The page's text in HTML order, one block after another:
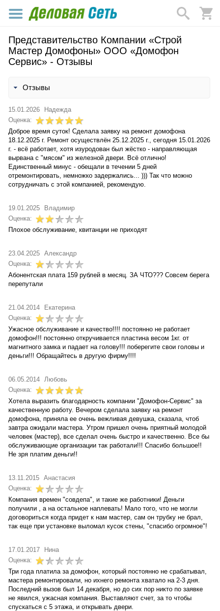
Представительство Компании «Строй
Мастер Домофоны» ООО «Домофон
Сервис» - Отзывы
Отзывы
15.01.2026
Надежда
Оценка:
Доброе время суток! Сделала заявку на ремонт домофона
18.12.2025 г. Ремонт осуществлён 25.12.2025 г., сегодня 15.01.2026
г. - всё работает, хотя изуродован был жёстко - направляющая
вырвана с "мясом" из железной двери. Всё отлично!
Единственный минус - обещали в течении 5 дней
отремонтировать, немножко задержались... ))) Так что можно
сотрудничать с этой компанией, рекомендую.
19.01.2025
Владимир
Оценка:
Плохое обслуживание, квитанции не приходят
23.04.2025 Александр
Оценка:
Абонентская плата 159 рублей в месяц. ЗА ЧТО??? Совсем берега
перепутали
21.04.2014
Екатерина
Оценка:
Ужасное обслуживание и качество!!!! постоянно не работает
домофон!!! постоянно откручивается пластина весом 1кг. от
магнитного замка и падает на голову!!! поберегите свои головы и
деньги!!! Обращайтесь в другую фирму!!!!
06.05.2014 Любовь
Оценка:
Хотела выразить благодарность компании "Домофон-Сервис" за
качественную работу. Вечером сделала заявку на ремонт
домофона, приняла ее очень вежливая девушка, сказала, чтоб
завтра ожидали мастера. Утром пришел очень приятный молодой
человек (мастер), все сделал очень быстро и качественно. Все бы
обслуживающие организации так работали!!! Спасибо большое!!
Не зря платим деньги!!
13.11.2015 Анастасия
Оценка:
Компания времен "совдепа", и такие же работники! Деньги
получили , а на остальное наплевать! Мало того, что не могли
договориться когда придет к нам мастер, сам он трубку не брал,
так еще при установке выломал кусок стены, "спасибо огромное"!
17.01.2017
Нина
Оценка:
Три года платила за домофон, который постоянно не срабатывал,
мастера ремонтировали, но ихнего ремонта хватало на 2-3 дня.
Последний вызов был 14 декабря, но до сих пор никто по заявке
не явился, ужасная компания. Выставляют счет, за то чтобы
спускаться с 5 этажа, и открывать двери.